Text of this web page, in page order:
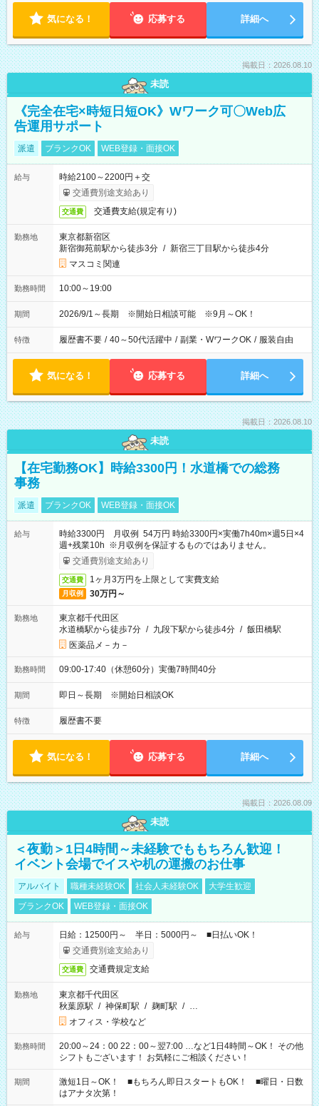
気になる！ 応募する 詳細へ
掲載日：2026.08.10
未読
《完全在宅×時短日短OK》Wワーク可〇Web広
告運用サポート
派遣 ブランクOK WEB登録・面接OK
給与
時給2100～2200円＋交
交通費別途支給あり
交通費 交通費支給(規定有り)
勤務地
東京都新宿区
新宿御苑前駅から徒歩3分 / 新宿三丁目駅から徒歩4分
マスコミ関連
勤務時間 10:00～19:00
期間 2026/9/1～長期 ※開始日相談可能 ※9月～OK！
特徴 履歴書不要 / 40～50代活躍中 / 副業・WワークOK / 服装自由
気になる！ 応募する 詳細へ
掲載日：2026.08.10
未読
【在宅勤務OK】時給3300円！水道橋での総務
事務
派遣 ブランクOK WEB登録・面接OK
給与
時給3300円 月収例 54万円 時給3300円×実働7h40m×週5日×4
週+残業10h ※月収例を保証するものではありません。
交通費別途支給あり
交通費 1ヶ月3万円を上限として実費支給
月収例 30万円～
勤務地
東京都千代田区
水道橋駅から徒歩7分 / 九段下駅から徒歩4分 / 飯田橋駅
医薬品メ－カ－
勤務時間 09:00-17:40（休憩60分）実働7時間40分
期間 即日～長期 ※開始日相談OK
特徴 履歴書不要
気になる！ 応募する 詳細へ
掲載日：2026.08.09
未読
＜夜勤＞1日4時間～未経験でももちろん歓迎！
イベント会場でイスや机の運搬のお仕事
アルバイト 職種未経験OK 社会人未経験OK
大学生歓迎
ブランクOK
WEB登録・面接OK
給与
日給：12500円～ 半日：5000円～ ■日払いOK！
交通費別途支給あり
交通費 交通費規定支給
勤務地
東京都千代田区
秋葉原駅 / 神保町駅 / 麹町駅 / …
オフィス・学校など
勤務時間
20:00～24：00 22：00～翌7:00 …など1日4時間～OK！ その他
シフトもございます！ お気軽にご相談ください！
期間
激短1日～OK！ ■もちろん即日スタートもOK！ ■曜日・日数
はアナタ次第！